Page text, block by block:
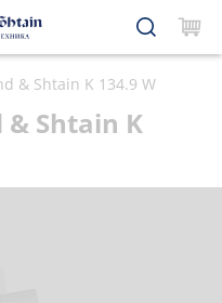
& Shtain K 134.9 W
Shtain K